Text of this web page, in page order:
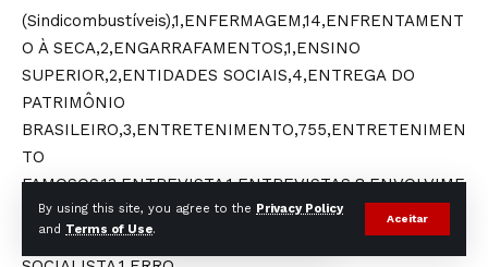
By using this site, you agree to the Privacy Policy
and Terms of Use.
Aceitar